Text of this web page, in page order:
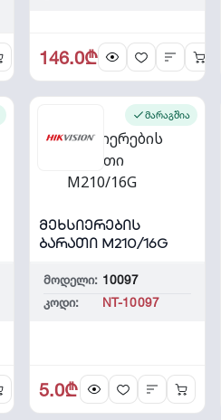
146.0₾
მარაგშია
მეხსიერების
ბარათი M210/16G
მოდელი: 10097
კოდი:
NT-10097
5.0₾